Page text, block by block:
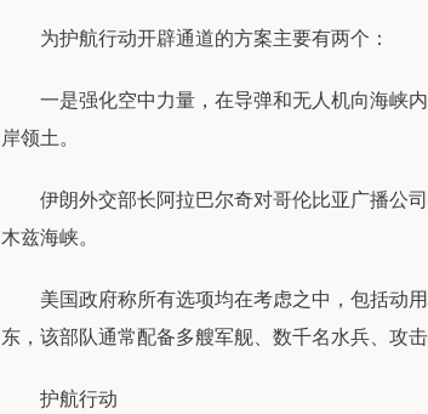
为护航行动开辟通道的方案主要有两个：
一是强化空中力量，在导弹和无人机向海峡内
岸领土。
伊朗外交部长阿拉巴尔奇对哥伦比亚广播公司
木兹海峡。
美国政府称所有选项均在考虑之中，包括动用
东，该部队通常配备多艘军舰、数千名水兵、攻
护航行动